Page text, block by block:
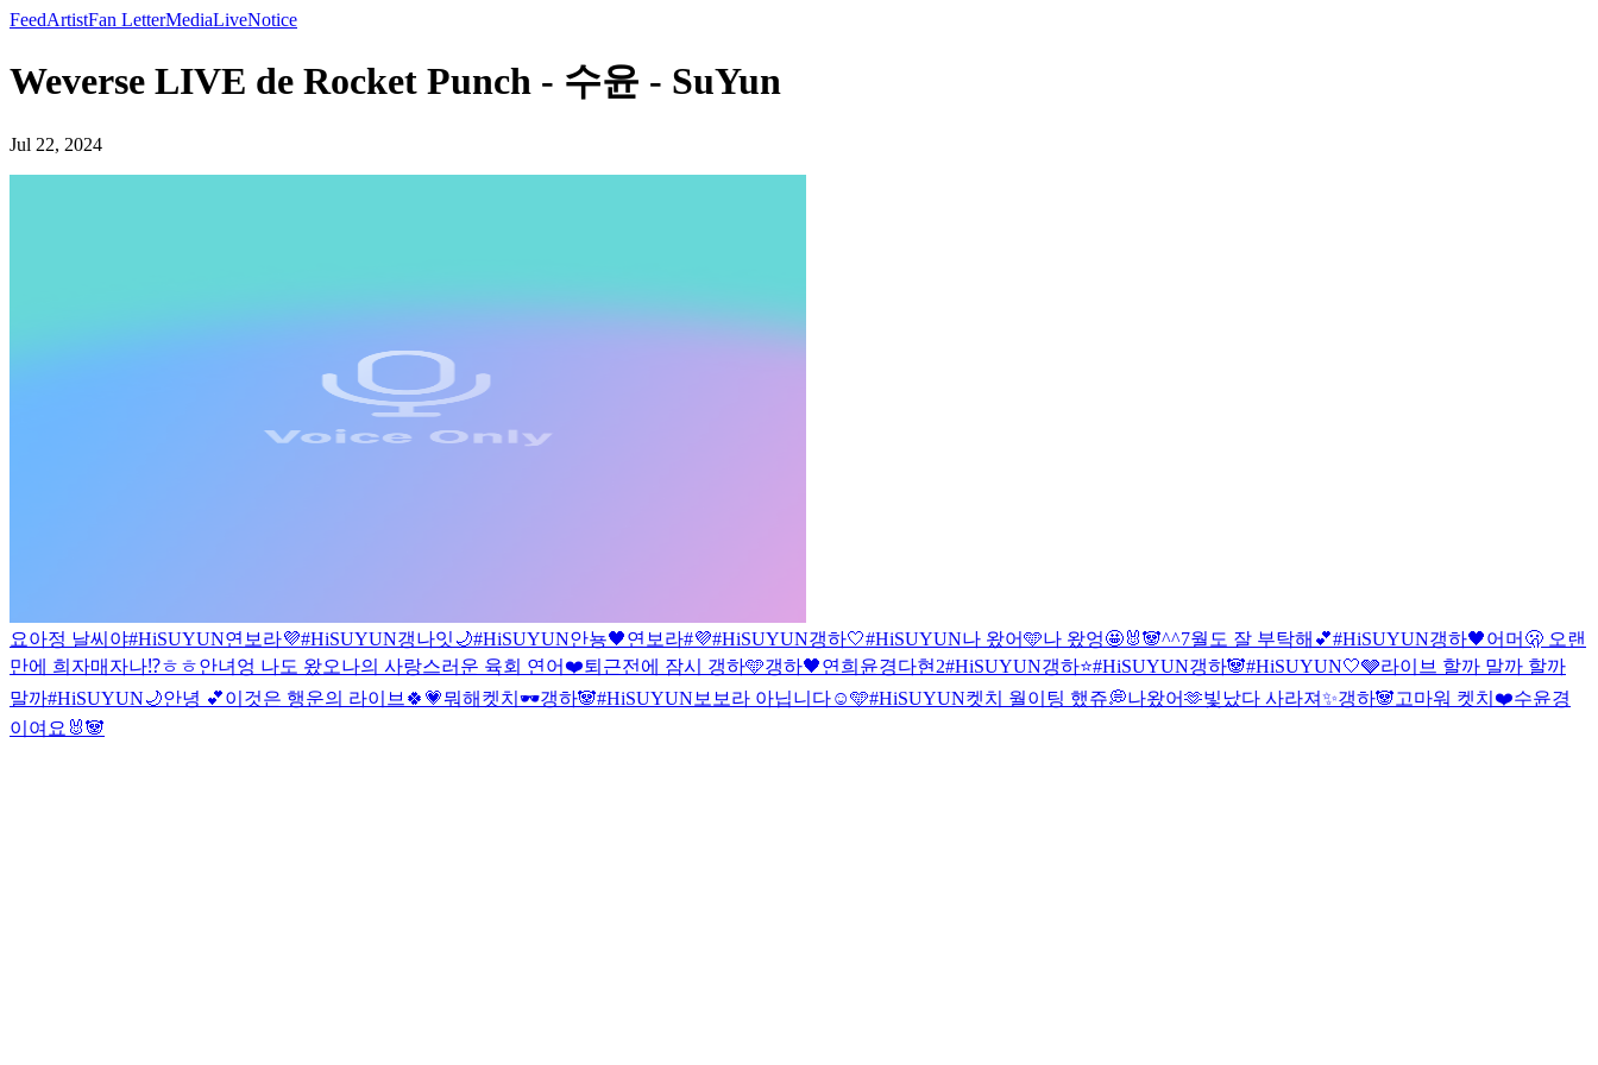
FeedArtistFan LetterMediaLiveNotice
Weverse LIVE de Rocket Punch - 수윤 - SuYun
Jul 22, 2024
요아정 날씨야#HiSUYUN연보라💜#HiSUYUN갱나잇🌙#HiSUYUN안뇽🖤연보라#💜#HiSUYUN갱하🤍#HiSUYUN나 왔어🩵나 왔엉🤩🐰🐼^^7월도 잘 부탁해💕#HiSUYUN갱하🖤어머🫢 오랜
만에 희자매자나⁉️ㅎㅎ안녀엉 나도 왔오나의 사랑스러운 육회 연어❤️퇴근전에 잠시 갱하🩵갱하🖤연희윤경다현2#HiSUYUN갱하⭐️#HiSUYUN갱하🐼#HiSUYUN🤍🩶라이브 할까 말까 할까
말까#HiSUYUN🌙안녕 💕이것은 행운의 라이브🍀💗뭐해켓치🕶갱하🐼#HiSUYUN 보보라 아닙니다☺️🩵#HiSUYUN켓치 월이팅 했쥬💭나왔어🫶빛났다 사라져✨갱하🐼고마워 켓치❤️수윤경
이여요🐰🐼